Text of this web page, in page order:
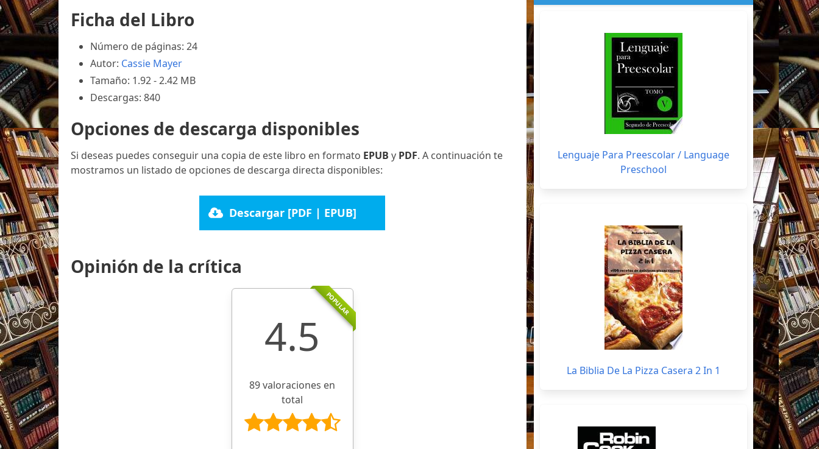
Ficha del Libro
Número de páginas: 24
Autor: Cassie Mayer
Tamaño: 1.92 - 2.42 MB
Descargas: 840
Opciones de descarga disponibles
Si deseas puedes conseguir una copia de este libro en formato EPUB y PDF. A continuación te
mostramos un listado de opciones de descarga directa disponibles:
Descargar [PDF | EPUB]
Opinión de la crítica
POPULAR
4.5
89 valoraciones en
total
Lenguaje Para Preescolar / Language
Preschool
La Biblia De La Pizza Casera 2 In 1